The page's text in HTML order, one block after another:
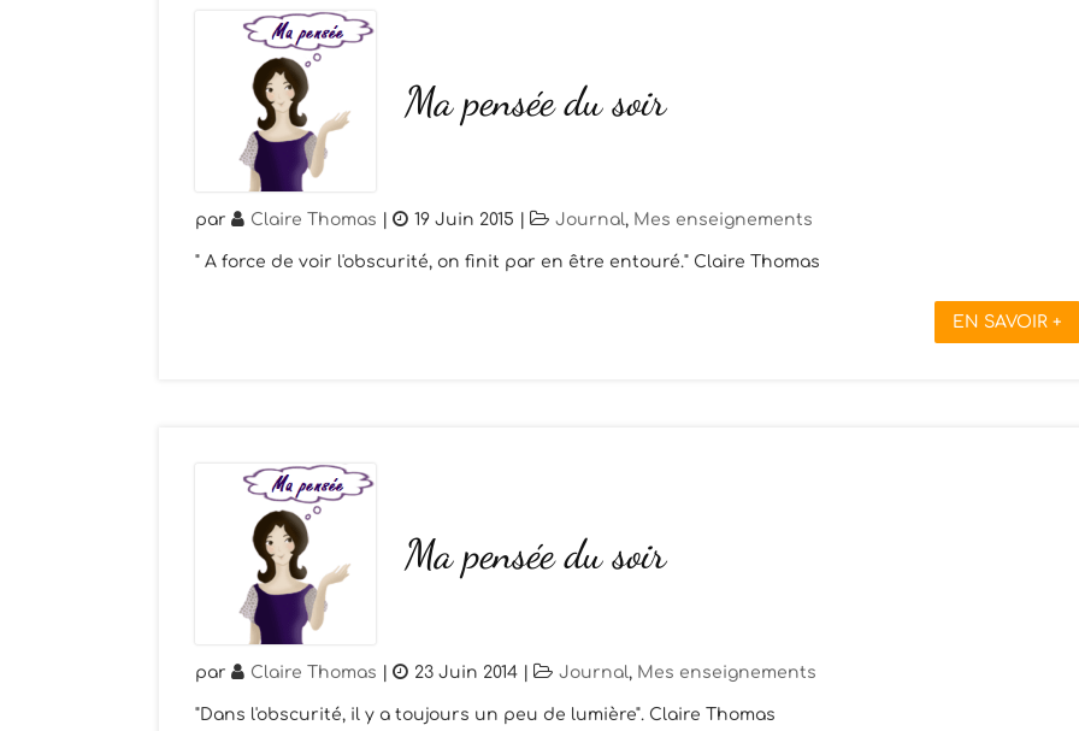
Ma pensée du soir
par Claire Thomas 19 Juin 2015 Journal, Mes enseignements
" A force de voir l'obscurité, on finit par en être entouré." Claire Thomas
EN SAVOIR +
Ma pensée du soir
par Claire Thomas 23 Juin 2014 Journal, Mes enseignements
"Dans l'obscurité, il y a toujours un peu de lumière". Claire Thomas